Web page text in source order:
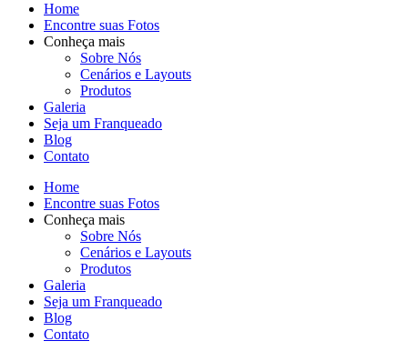
Home
Encontre suas Fotos
Conheça mais
Sobre Nós
Cenários e Layouts
Produtos
Galeria
Seja um Franqueado
Blog
Contato
Home
Encontre suas Fotos
Conheça mais
Sobre Nós
Cenários e Layouts
Produtos
Galeria
Seja um Franqueado
Blog
Contato